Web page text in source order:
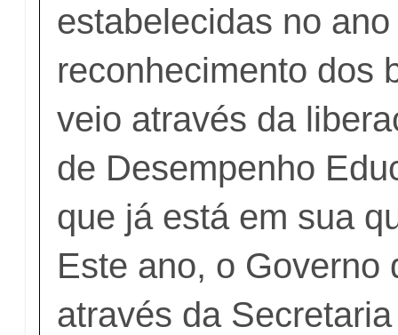
estabelecidas no
reconhecimento dos
veio através da
de Desempenho
que já está em sua
Este ano, o Governo
através da